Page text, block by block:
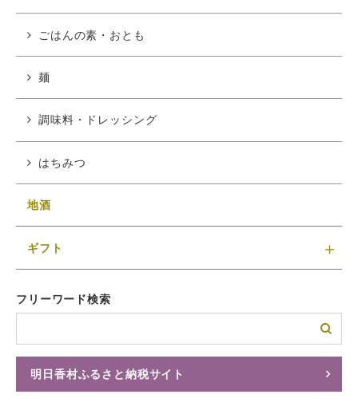
ごはんの素・おとも
麺
調味料・ドレッシング
はちみつ
地酒
ギフト
フリーワード検索
明日香村ふるさと納税サイト